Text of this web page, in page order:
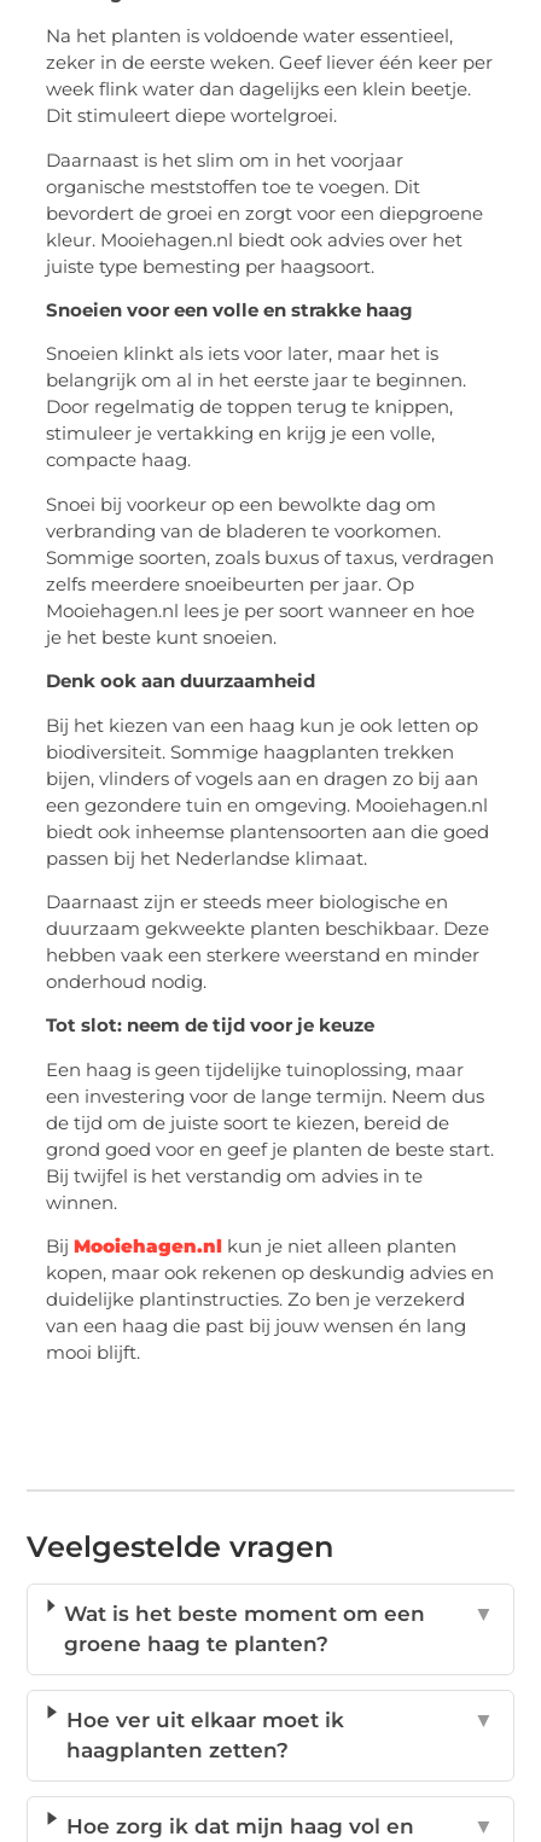
Na het planten is voldoende water essentieel,
zeker in de eerste weken. Geef liever één keer per
week flink water dan dagelijks een klein beetje.
Dit stimuleert diepe wortelgroei.
Daarnaast is het slim om in het voorjaar
organische meststoffen toe te voegen. Dit
bevordert de groei en zorgt voor een diepgroene
kleur. Mooiehagen.nl biedt ook advies over het
juiste type bemesting per haagsoort.
Snoeien voor een volle en strakke haag
Snoeien klinkt als iets voor later, maar het is
belangrijk om al in het eerste jaar te beginnen.
Door regelmatig de toppen terug te knippen,
stimuleer je vertakking en krijg je een volle,
compacte haag.
Snoei bij voorkeur op een bewolkte dag om
verbranding van de bladeren te voorkomen.
Sommige soorten, zoals buxus of taxus, verdragen
zelfs meerdere snoeibeurten per jaar. Op
Mooiehagen.nl lees je per soort wanneer en hoe
je het beste kunt snoeien.
Denk ook aan duurzaamheid
Bij het kiezen van een haag kun je ook letten op
biodiversiteit. Sommige haagplanten trekken
bijen, vlinders of vogels aan en dragen zo bij aan
een gezondere tuin en omgeving. Mooiehagen.nl
biedt ook inheemse plantensoorten aan die goed
passen bij het Nederlandse klimaat.
Daarnaast zijn er steeds meer biologische en
duurzaam gekweekte planten beschikbaar. Deze
hebben vaak een sterkere weerstand en minder
onderhoud nodig.
Tot slot: neem de tijd voor je keuze
Een haag is geen tijdelijke tuinoplossing, maar
een investering voor de lange termijn. Neem dus
de tijd om de juiste soort te kiezen, bereid de
grond goed voor en geef je planten de beste start.
Bij twijfel is het verstandig om advies in te
winnen.
BijMooiehagen.nl kun je niet alleen planten
kopen, maar ook rekenen op deskundig advies en
duidelijke plantinstructies. Zo ben je verzekerd
van een haag die past bij jouw wensen én lang
mooi blijft.
Veelgestelde vragen
Wat is het beste moment om een
groene haag te planten?
▼
Hoe ver uit elkaar moet ik
haagplanten zetten?
▼
Hoe zorg ik dat mijn haag vol en
▼